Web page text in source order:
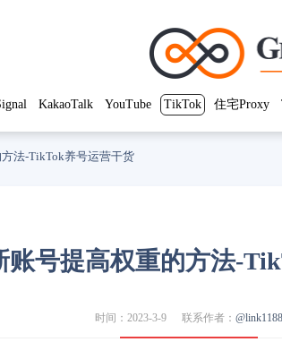
KakaoTalk YouTube TikTok 住宅Proxy
法-TikTok养号运营干货
账号提高权重的方法-
时间：2023-3-9 联系作者： @link1188